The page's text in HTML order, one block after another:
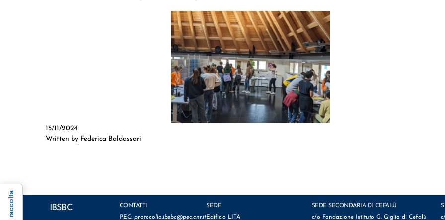
15/11/2024
Written by Federica Baldassari
IBSBC
CONTATTI
PEC: protocollo.ibsbc@pec.cnr.it
SEDE
Edificio LITA
SEDE SECONDARIA DI CEFALÙ
c/o Fondazione Istituto G. Giglio di Cefalù